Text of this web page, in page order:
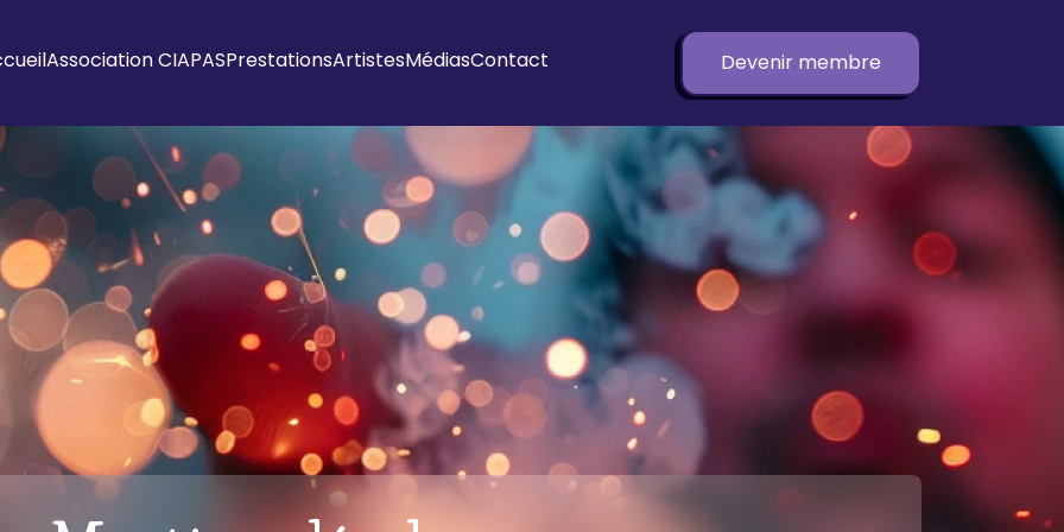
Association CIAPASPrestationsArtistesMédiasContact Devenir membre